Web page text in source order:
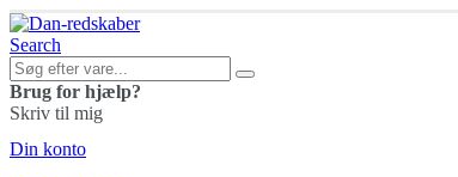
Search
Brug for hjælp?
Skriv til mig
Din konto